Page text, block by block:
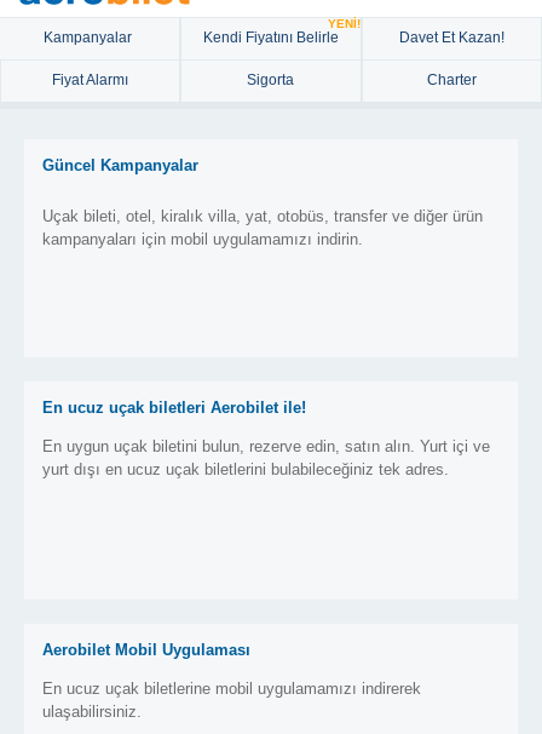
Kampanyalar Kendi Fiyatını Belirle
YENİ!
Davet Et Kazan!
Fiyat Alarmı Sigorta Charter
Güncel Kampanyalar
Uçak bileti, otel, kiralık villa, yat, otobüs, transfer ve diğer ürün
kampanyaları için mobil uygulamamızı indirin.
En ucuz uçak biletleri Aerobilet ile!
En uygun uçak biletini bulun, rezerve edin, satın alın. Yurt içi ve
yurt dışı en ucuz uçak biletlerini bulabileceğiniz tek adres.
Aerobilet Mobil Uygulaması
En ucuz uçak biletlerine mobil uygulamamızı indirerek
ulaşabilirsiniz.